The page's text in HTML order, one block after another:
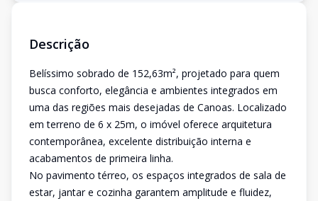
Descrição
Belíssimo sobrado de 152,63m², projetado para quem
busca conforto, elegância e ambientes integrados em
uma das regiões mais desejadas de Canoas. Localizado
em terreno de 6 x 25m, o imóvel oferece arquitetura
contemporânea, excelente distribuição interna e
acabamentos de primeira linha.
No pavimento térreo, os espaços integrados de sala de
estar, jantar e cozinha garantem amplitude e fluidez,